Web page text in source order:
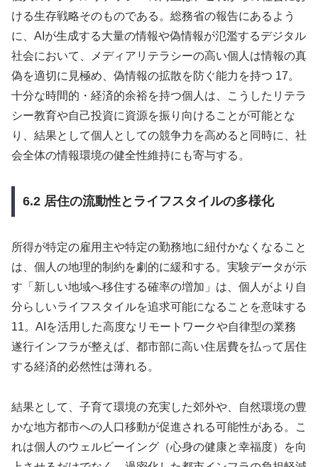
ける生存戦略そのものである。総務省の報告にあるよう
に、AIが生成する大量の情報や偽情報が氾濫するデジタル
社会において、メディアリテラシーの高い個人は情報の真
偽を適切に見極め、偽情報の拡散を防ぐ能力を持つ 17。
十分な時間的・経済的余裕を持つ個人は、こうしたリテラ
シー教育や自己投資に資源を振り向けることが可能とな
り、結果として個人としての競争力を高めると同時に、社
会全体の情報環境の健全性維持にも寄与する。
6.2 居住の流動性とライフスタイルの多様化
所得が特定の雇用主や特定の勤務地に紐付かなくなること
は、個人の地理的制約を劇的に緩和する。実験データが示
す「新しい地域へ移住する確率の増加」は、個人がより自
分らしいライフスタイルを追求可能になることを意味する
11。AIを活用した高度なリモートワークや自律型の業務
遂行インフラが整えば、都市部に高い住居費を払って居住
する経済的必然性は薄れる。
結果として、子育て環境の充実した郊外や、自然環境の豊
かな地方都市への人口移動が促進される可能性がある。こ
れは個人のウェルビーイング（心身の健康と幸福度）を向